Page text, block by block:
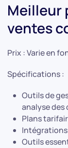
Meilleur
ventes
Prix : Varie en
Spécifications :
Outils de
analyse des
Plans
Outils